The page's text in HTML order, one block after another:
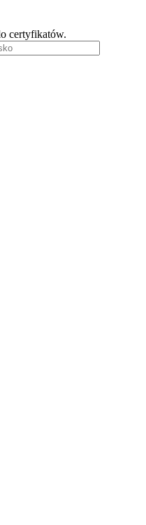
certyfikatów.